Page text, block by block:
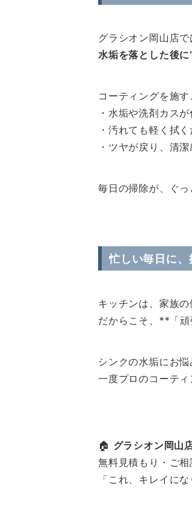
グラシオン岡山店で
水垢を落とした後
コーティングを施
・水垢や洗剤カス
・汚れても軽く拭
・ツヤが戻り、清
毎日の掃除が、ぐっ
忙しい毎日に
キッチンは、家族の
だからこそ、**「頑
シンクの水垢にお悩
一度プロのコーティ
🏠 グラシオン岡山
無料見積もり・ご相
「これ、キレイに